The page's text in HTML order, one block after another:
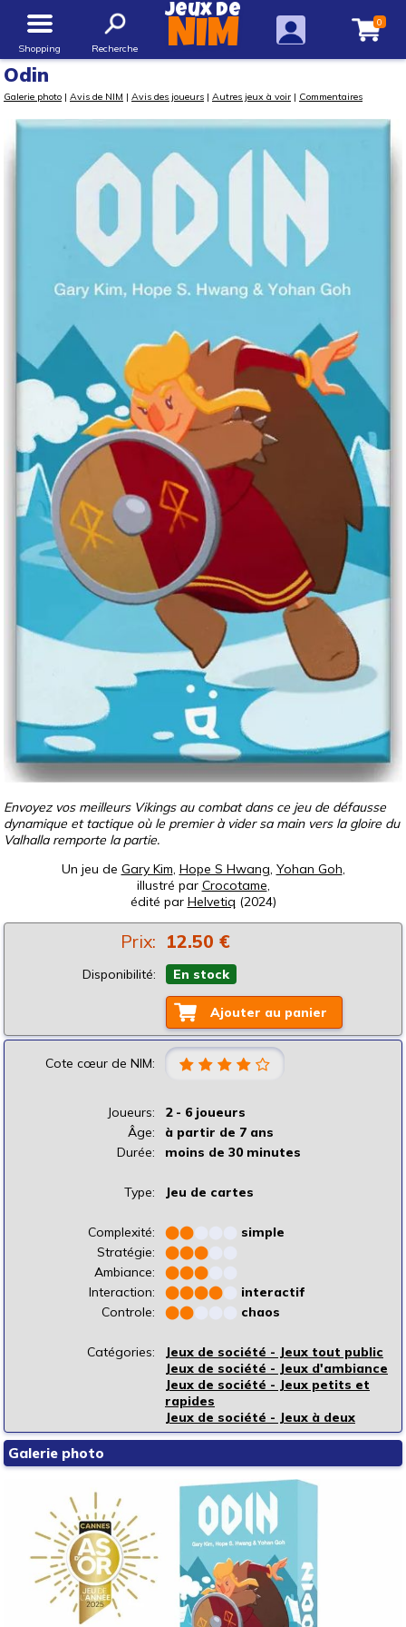
Shopping Recherche
Jeux de
NIM 0
Odin
Galerie photo | Avis de NIM | Avis des joueurs | Autres jeux à voir | Commentaires
Envoyez vos meilleurs Vikings au combat dans ce jeu de défausse
dynamique et tactique où le premier à vider sa main vers la gloire du
Valhalla remporte la partie.
Un jeu de Gary Kim Hope S Hwang Yohan Goh
illustré par Crocotame
édité par Helvetiq (2024)
Prix: 12.50 €
Disponibilité: En stock
Ajouter au panier
Cote cœur de NIM:
Joueurs:
2 - 6 joueurs
Âge:
à partir de 7 ans
Durée:
moins de 30 minutes
Type: Jeu de cartes
Complexité: ⬤⬤
simple
Stratégie:
⬤⬤⬤
Ambiance:
⬤⬤⬤
Interaction:
⬤⬤⬤⬤
interactif
Controle:
⬤⬤ chaos
Catégories:
Jeux de société - Jeux tout public
Jeux de société - Jeux d'ambiance
Jeux de société - Jeux petits et
rapides
Jeux de société - Jeux à deux
Galerie photo